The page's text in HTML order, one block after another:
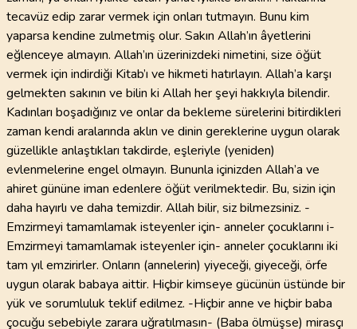
tecavüz edip zarar vermek için onları tutmayın. Bunu kim
yaparsa kendine zulmetmiş olur. Sakın Allah’ın âyetlerini
eğlenceye almayın. Allah’ın üzerinizdeki nimetini, size öğüt
vermek için indirdiği Kitab’ı ve hikmeti hatırlayın. Allah’a karşı
gelmekten sakının ve bilin ki Allah her şeyi hakkıyla bilendir.
Kadınları boşadığınız ve onlar da bekleme sürelerini bitirdikleri
zaman kendi aralarında aklın ve dinin gereklerine uygun olarak
güzellikle anlaştıkları takdirde, eşleriyle (yeniden)
evlenmelerine engel olmayın. Bununla içinizden Allah’a ve
ahiret gününe iman edenlere öğüt verilmektedir. Bu, sizin için
daha hayırlı ve daha temizdir. Allah bilir, siz bilmezsiniz. -
Emzirmeyi tamamlamak isteyenler için- anneler çocuklarını i-
Emzirmeyi tamamlamak isteyenler için- anneler çocuklarını iki
tam yıl emzirirler. Onların (annelerin) yiyeceği, giyeceği, örfe
uygun olarak babaya aittir. Hiçbir kimseye gücünün üstünde bir
yük ve sorumluluk teklif edilmez. -Hiçbir anne ve hiçbir baba
çocuğu sebebiyle zarara uğratılmasın- (Baba ölmüşse) mirasçı